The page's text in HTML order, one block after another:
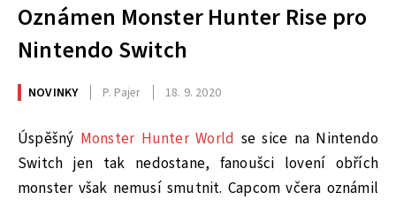
Oznámen Monster Hunter Rise pro
Nintendo Switch
NOVINKY P. Pajer 18. 9. 2020
Úspěšný Monster Hunter World se sice na Nintendo
Switch jen tak nedostane, fanoušci lovení obřích
monster však nemusí smutnit. Capcom včera oznámil